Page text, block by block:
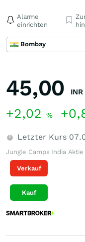
Alarme
einrichten
Bombay
45,00 INR
+2,02 %
Letzter Kurs
Jungle Camps India
Verkauf
Kauf